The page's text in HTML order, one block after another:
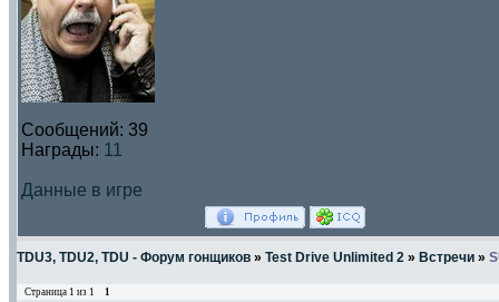
Сообщений: 39
Награды: 11
Данные в игре
TDU3, TDU2, TDU - Форум гонщиков » Test Drive Unlimited 2 » Встречи »
Страница 1 из 1 1